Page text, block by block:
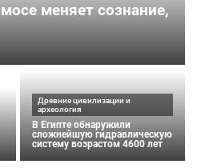
меняет сознание,
Древние цивилизации и
археология
В Египте обнаружили
сложнейшую гидравлическую
систему возрастом 4600 лет